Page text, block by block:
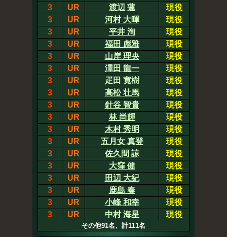
3
UR 渡辺 蓮
現役
3
UR 河村 大暉
現役
3
UR 平井 洵
現役
3
UR 福田 彪雅
現役
3
UR 山岸 理央
現役
3
UR 澤田 龍一
現役
3
UR 疋田 寛樹
現役
3
UR 高松 壮馬
現役
3
UR 針谷 智貴
現役
3
UR 林 尚輝
現役
3
UR 木村 秀明
現役
3
UR 五月女 真登
現役
3
UR 佐久間 諒
現役
3
UR 大窪 健
現役
3
UR 田辺 大紀
現役
3
UR 鹿島 奏
現役
3
UR 小峰 和幸
現役
3
UR 中村 海星 現役
その他91名、計111名